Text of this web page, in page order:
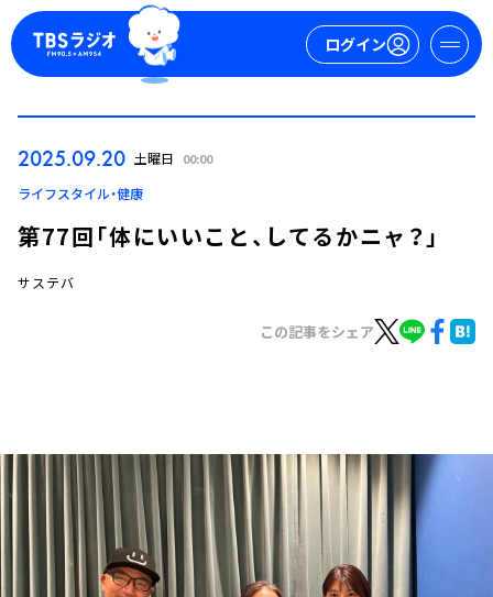
ログイン
ログイン
トピックス
TBS Podcast
お知らせ
イベント・グッズ
YouTube
会社情報
2025.09.20 土曜日 00:00
ライフスタイル・健康
第77回「体にいいこと、してるかニャ？」
サステバ
この記事をシェア